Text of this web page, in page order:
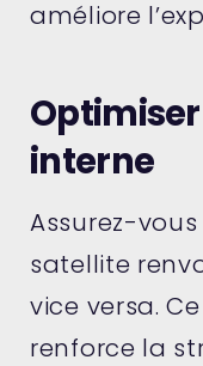
améliore
interne
Assurez-
satellite
vice versa.
renforce la